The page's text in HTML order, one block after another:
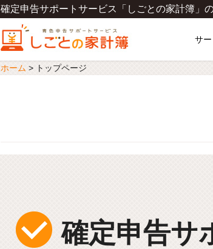
確定申告サポートサービス「しごとの家計簿」
サー
ホーム > トップページ
確定申告サ